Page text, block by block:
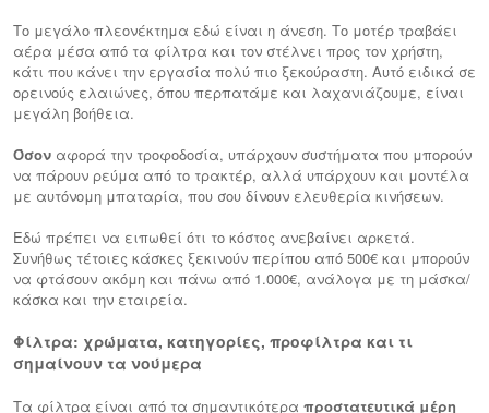
Το μεγάλο πλεονέκτημα εδώ είναι η άνεση. Το μοτέρ τραβάει
αέρα μέσα από τα φίλτρα και τον στέλνει προς τον χρήστη,
κάτι που κάνει την εργασία πολύ πιο ξεκούραστη. Αυτό ειδικά σε
ορεινούς ελαιώνες, όπου περπατάμε και λαχανιάζουμε, είναι
μεγάλη βοήθεια.
Όσον αφορά την τροφοδοσία, υπάρχουν συστήματα που μπορούν
να πάρουν ρεύμα από το τρακτέρ, αλλά υπάρχουν και μοντέλα
με αυτόνομη μπαταρία, που σου δίνουν ελευθερία κινήσεων.
Εδώ πρέπει να ειπωθεί ότι το κόστος ανεβαίνει αρκετά.
Συνήθως τέτοιες κάσκες ξεκινούν περίπου από 500€ και μπορούν
να φτάσουν ακόμη και πάνω από 1.000€, ανάλογα με τη μάσκα/
κάσκα και την εταιρεία.
Φίλτρα: χρώματα, κατηγορίες, προφίλτρα και τι
σημαίνουν τα νούμερα
Τα φίλτρα είναι από τα σημαντικότερα προστατευτικά μέρη